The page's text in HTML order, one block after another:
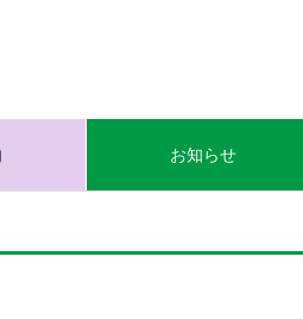
お知らせ